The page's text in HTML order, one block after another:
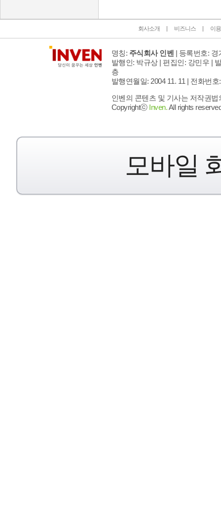
회사소개 비즈니스 이
명칭: 주식회사 인벤 | 등록번호: 경
발행인: 박규상 | 편집인: 강민우 |
층
발행연월일: 2004 11. 11 | 전화번호
인벤의 콘텐츠 및 기사는 저작권
Copyrightⓒ Inven.All rights
모바일